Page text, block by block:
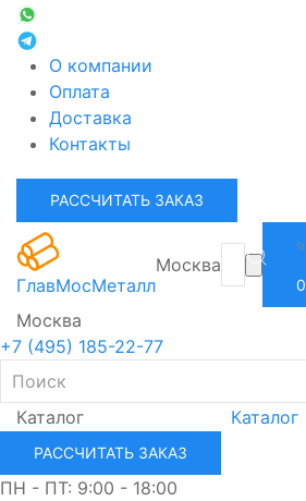
О компании
Оплата
Доставка
Контакты
РАССЧИТАТЬ ЗАКАЗ
ГлавМосМеталл
Москва
0
Москва
+7 (495) 185-22-77
Каталог Каталог
РАССЧИТАТЬ ЗАКАЗ
ПН - ПТ: 9:00 - 18:00